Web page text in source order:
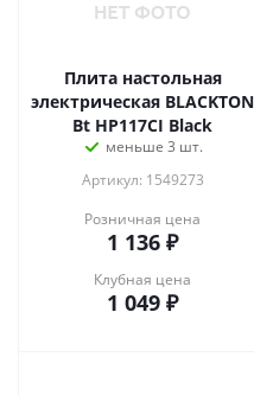
Плита настольная
электрическая BLACKTON
Bt HP117CI Black
меньше 3 шт.
Артикул: 1549273
Розничная цена
1 136 ₽
Клубная цена
1 049 ₽